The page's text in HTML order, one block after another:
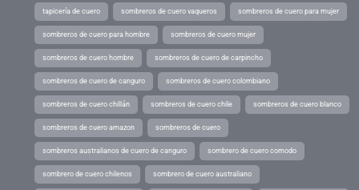
tapicería de cuero sombreros de cuero vaqueros sombreros de cuero para mujer
sombreros de cuero para hombre sombreros de cuero mujer
sombreros de cuero hombre sombreros de cuero de carpincho
sombreros de cuero de canguro sombreros de cuero colombiano
sombreros de cuero chillán sombreros de cuero chile sombreros de cuero blanco
sombreros de cuero amazon sombreros de cuero
sombreros australianos de cuero de canguro sombrero de cuero comodo
sombrero de cuero chilenos sombrero de cuero australiano